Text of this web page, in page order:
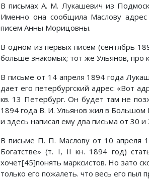
В письмах А. М. Лукашевич из
Именно она сообщила Маслову
писем Анны Морицовны.
В одном из первых писем (сентябрь
больше знакомых; тот же Ульянов, про
В письме от 14 апреля 1894 года
дает его петербургский адрес: «Вот
кв. 13 Петербург. Он будет там не
1894 года В. И. Ульянов жил в Большом
и здесь написал ему два письма от 30
В письме П. П. Маслову от 10 апреля
Богатстве» (т. I, II кн. 1894 год)
хочет[45]понять марксистов. Но зато
только его пожалеть. что весь его пыл